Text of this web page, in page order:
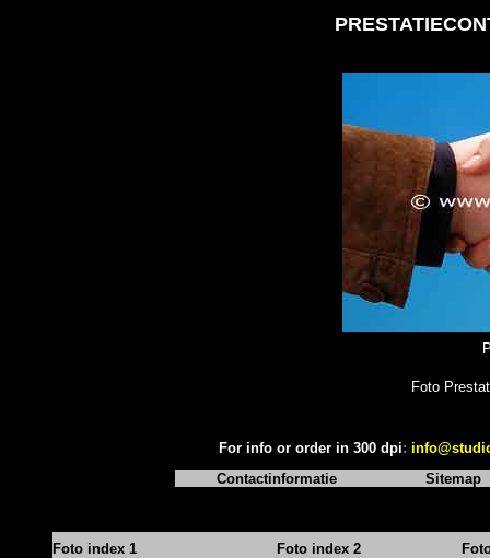
Foto
For info or order in 300 dpi:
Contactinformatie
Sitemap
Foto index 1 Foto index 2